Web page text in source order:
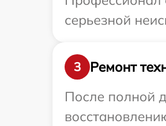
серьезной
3
Ремонт
После полной